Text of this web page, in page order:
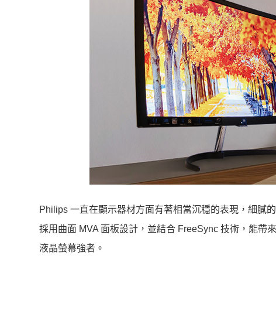
Philips 一直在顯示器材方面有著相當沉穩的表現，細膩
採用曲面 MVA 面板設計，並結合 FreeSync 技術，能帶
液晶螢幕強者。